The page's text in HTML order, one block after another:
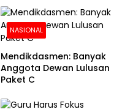
NASIONAL
Mendikdasmen: Banyak
Anggota Dewan Lulusan
Paket C